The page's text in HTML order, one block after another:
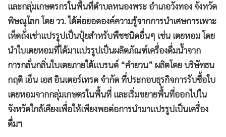
และกลุ่มเกษตรกรในพื้นที่ตำบลหนองพระ อำเภอวังทอง จังหวัด
พิษณุโลก โดย วว. ได้ต่อยอดองค์ความรู้จากการนำเศษการเพาะ
เห็ดถั่งเช่าแปรรูปเป็นปุ๋ยสำหรับพืชชนิดอื่นๆ เช่น เตยหอม โดย
นำใบเตยหอมที่ได้มาแปรรูปเป็นผลิตภัณฑ์เครื่องดื่มน้ำจาก
การกลั่นกลิ่นใบเตยภายใต้แบรนด์ “คำยวน” ผลิตโดย บริษัทธน
กฤติ เอ็น เอส อินเตอร์เทรด จำกัด ที่ประกอบธุรกิจการรับซื้อใบ
เตยหอมจากกลุ่มเกษตรในพื้นที่ และเริ่มขยายพื้นที่ออกไปใน
จังหวัดใกล้เคียงเพื่อให้เพียงพอต่อการนำมาแปรรูปเป็นเครื่อง
ดื่มฯ